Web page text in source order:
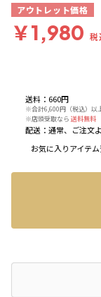
送料 ： 660円
※合計6,600円（税込）以
※店頭受取なら 送料無料
配送 ： 通常、ご注文
お気に入りアイテ
アウトレット価格
￥1,980 税
店頭在庫